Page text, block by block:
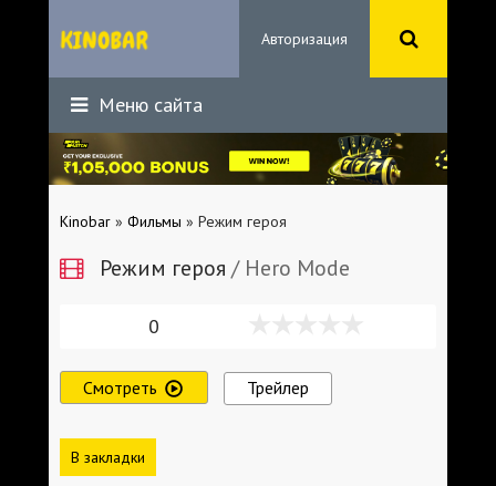
Авторизация
Меню сайта
Kinobar » Фильмы » Режим героя
Режим героя / Hero Mode
0
Смотреть Трейлер
В закладки